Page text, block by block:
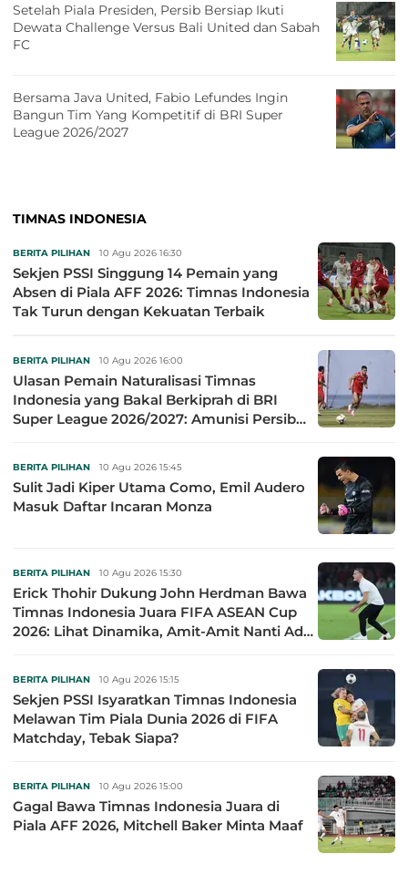
Setelah Piala Presiden, Persib Bersiap Ikuti
Dewata Challenge Versus Bali United dan Sabah
FC
Bersama Java United, Fabio Lefundes Ingin
Bangun Tim Yang Kompetitif di BRI Super
League 2026/2027
TIMNAS INDONESIA
BERITA PILIHAN 10 Agu 2026 16:30
Sekjen PSSI Singgung 14 Pemain yang
Absen di Piala AFF 2026: Timnas Indonesia
Tak Turun dengan Kekuatan Terbaik
BERITA PILIHAN 10 Agu 2026 16:00
Ulasan Pemain Naturalisasi Timnas
Indonesia yang Bakal Berkiprah di BRI
Super League 2026/2027: Amunisi Persib
BERITA PILIHAN 10 Agu 2026 15:45
Sulit Jadi Kiper Utama Como, Emil Audero
Masuk Daftar Incaran Monza
BERITA PILIHAN 10 Agu 2026 15:30
Erick Thohir Dukung John Herdman Bawa
Timnas Indonesia Juara FIFA ASEAN Cup
2026: Lihat Dinamika, Amit-Amit Nanti Ada
BERITA PILIHAN 10 Agu 2026 15:15
Sekjen PSSI Isyaratkan Timnas Indonesia
Melawan Tim Piala Dunia 2026 di FIFA
Matchday, Tebak Siapa?
BERITA PILIHAN 10 Agu 2026 15:00
Gagal Bawa Timnas Indonesia Juara di
Piala AFF 2026, Mitchell Baker Minta Maaf